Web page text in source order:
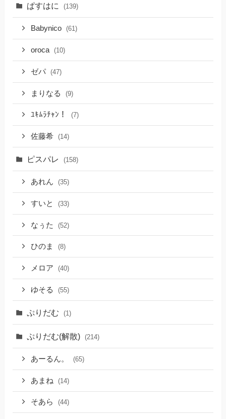
ぱすはに (139)
Babynico (61)
oroca (10)
ゼパ (47)
まりなる (9)
ﾕｷﾑﾗﾁｬﾝ！ (7)
佐藤希 (14)
ピスパレ (158)
あれん (35)
すいと (33)
なぅた (52)
ひのま (8)
メロア (40)
ゆそる (55)
ぷりだむ (1)
ぷりだむ(解散) (214)
あーるん。 (65)
あまね (14)
そあら (44)